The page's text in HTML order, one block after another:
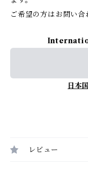
ご希望の方はお問い合
日本
レビュー